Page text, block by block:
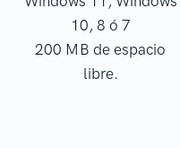
10, 8 ó 7
200 MB de espacio
libre.